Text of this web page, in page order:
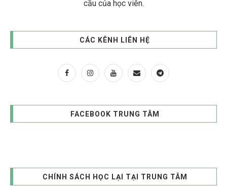
cầu của học viên.
CÁC KÊNH LIÊN HỆ
FACEBOOK TRUNG TÂM
CHÍNH SÁCH HỌC LẠI TẠI TRUNG TÂM